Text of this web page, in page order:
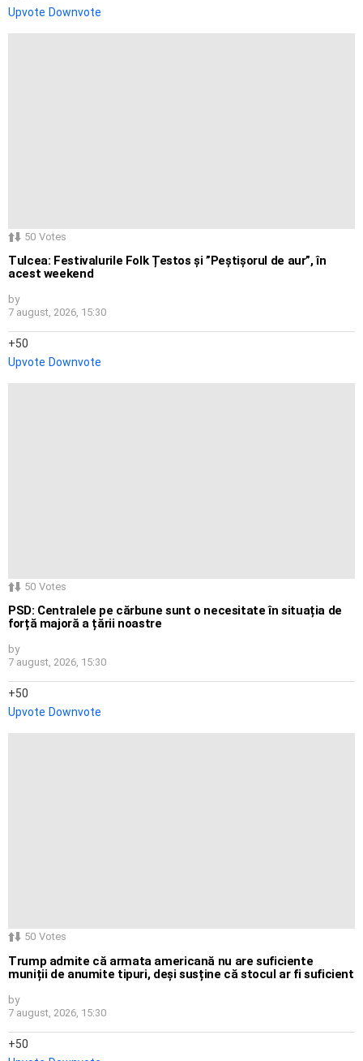
Upvote Downvote
50 Votes
Tulcea: Festivalurile Folk Țestos și ”Peștișorul de aur”, în
acest weekend
by
7 august, 2026, 15:30
50
Upvote Downvote
50 Votes
PSD: Centralele pe cărbune sunt o necesitate în situația de
forță majoră a țării noastre
by
7 august, 2026, 15:30
50
Upvote Downvote
50 Votes
Trump admite că armata americană nu are suficiente
muniții de anumite tipuri, deși susține că stocul ar fi suficient
by
7 august, 2026, 15:30
50